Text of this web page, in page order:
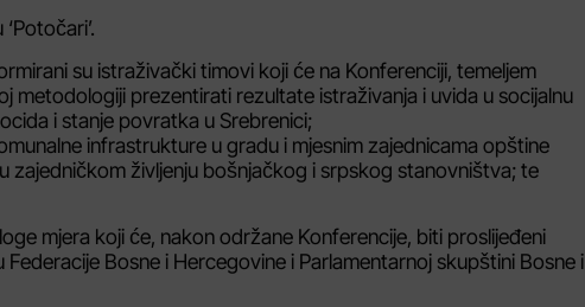
su istraživački timovi koji će na Konferenciji, temeljem
metodologiji prezentirati rezultate istraživanja i uvida u socijalnu
i stanje povratka u Srebrenici;
infrastrukture u gradu i mjesnim zajednicama opštine
zajedničkom življenju bošnjačkog i srpskog stanovništva; te
mjera koji će, nakon održane Konferencije, biti proslijeđeni
Bosne i Hercegovine i Parlamentarnoj skupštini Bosne i